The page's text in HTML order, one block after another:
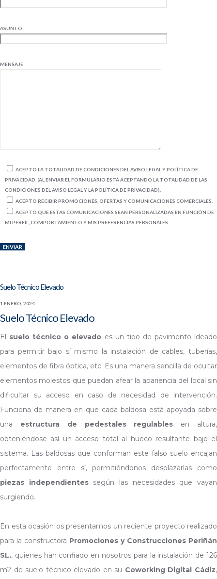
ASUNTO
MENSAJE
ACEPTO LA TOTALIDAD DE CONDICIONES DEL AVISO LEGAL Y POLÍTICA DE
PRIVACIDAD. (AL ENVIAR EL FORMULARIO ESTÁ ACEPTANDO LA TOTALIDAD DE LAS
CONDICIONES DEL AVISO LEGAL Y LA POLÍTICA DE PRIVACIDAD).
ACEPTO RECIBIR PROMOCIONES, OFERTAS Y COMUNICACIONES COMERCIALES.
ACEPTO QUE ESTAS COMUNICACIONES SEAN PERSONALIZADAS EN FUNCIÓN DE
MI PERFIL, COMPORTAMIENTO Y MIS PREFERENCIAS PERSONALES.
Suelo Técnico Elevado
1 ENERO, 2024
Suelo Técnico Elevado
El suelo técnico o elevado es un tipo de pavimento ideado
para permitir bajo sí mismo la instalación de cables, tuberías,
elementos de fibra óptica, etc. Es una manera sencilla de ocultar
elementos molestos que puedan afear la apariencia del local sin
dificultar su acceso en caso de necesidad de intervención.
Funciona de manera en que cada baldosa está apoyada sobre
una estructura de pedestales regulables en altura,
obteniéndose así un acceso total al hueco resultante bajo el
sistema. Las baldosas que conforman este falso suelo encajan
perfectamente entre sí, permitiéndonos desplazarlas como
piezas independientessegún las necesidades que vayan
surgiendo.
En esta ocasión os presentamos un reciente proyecto realizado
para la constructora Promociones y Construcciones Periñán
SL., quienes han confiado en nosotros para la instalación de 126
m2 de suelo técnico elevado en su Coworking Digital Cádiz,